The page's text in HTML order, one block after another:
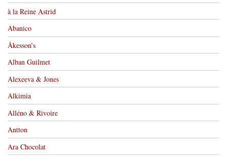
à la Reine Astrid
Abanico
Åkesson’s
Alban Guilmet
Alexeeva & Jones
Alkimia
Alléno & Rivoire
Antton
Ara Chocolat